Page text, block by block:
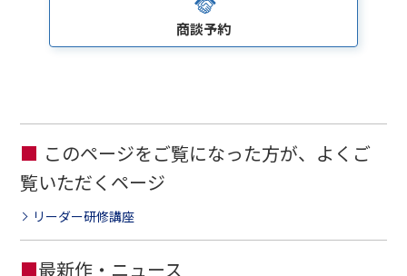
商談予約
このページをご覧になった方が、よくご
覧いただくページ
リーダー研修講座
■最新作・ニュース